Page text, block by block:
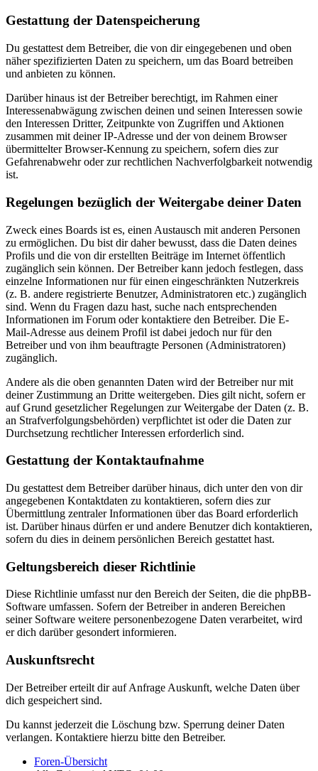
Gestattung der Datenspeicherung
Du gestattest dem Betreiber, die von dir eingegebenen und oben
näher spezifizierten Daten zu speichern, um das Board betreiben
und anbieten zu können.
Darüber hinaus ist der Betreiber berechtigt, im Rahmen einer
Interessenabwägung zwischen deinen und seinen Interessen sowie
den Interessen Dritter, Zeitpunkte von Zugriffen und Aktionen
zusammen mit deiner IP-Adresse und der von deinem Browser
übermittelter Browser-Kennung zu speichern, sofern dies zur
Gefahrenabwehr oder zur rechtlichen Nachverfolgbarkeit notwendig
ist.
Regelungen bezüglich der Weitergabe deiner Daten
Zweck eines Boards ist es, einen Austausch mit anderen Personen
zu ermöglichen. Du bist dir daher bewusst, dass die Daten deines
Profils und die von dir erstellten Beiträge im Internet öffentlich
zugänglich sein können. Der Betreiber kann jedoch festlegen, dass
einzelne Informationen nur für einen eingeschränkten Nutzerkreis
(z. B. andere registrierte Benutzer, Administratoren etc.) zugänglich
sind. Wenn du Fragen dazu hast, suche nach entsprechenden
Informationen im Forum oder kontaktiere den Betreiber. Die E-
Mail-Adresse aus deinem Profil ist dabei jedoch nur für den
Betreiber und von ihm beauftragte Personen (Administratoren)
zugänglich.
Andere als die oben genannten Daten wird der Betreiber nur mit
deiner Zustimmung an Dritte weitergeben. Dies gilt nicht, sofern er
auf Grund gesetzlicher Regelungen zur Weitergabe der Daten (z. B.
an Strafverfolgungsbehörden) verpflichtet ist oder die Daten zur
Durchsetzung rechtlicher Interessen erforderlich sind.
Gestattung der Kontaktaufnahme
Du gestattest dem Betreiber darüber hinaus, dich unter den von dir
angegebenen Kontaktdaten zu kontaktieren, sofern dies zur
Übermittlung zentraler Informationen über das Board erforderlich
ist. Darüber hinaus dürfen er und andere Benutzer dich kontaktieren,
sofern du dies in deinem persönlichen Bereich gestattet hast.
Geltungsbereich dieser Richtlinie
Diese Richtlinie umfasst nur den Bereich der Seiten, die die phpBB-
Software umfassen. Sofern der Betreiber in anderen Bereichen
seiner Software weitere personenbezogene Daten verarbeitet, wird
er dich darüber gesondert informieren.
Auskunftsrecht
Der Betreiber erteilt dir auf Anfrage Auskunft, welche Daten über
dich gespeichert sind.
Du kannst jederzeit die Löschung bzw. Sperrung deiner Daten
verlangen. Kontaktiere hierzu bitte den Betreiber.
Foren-Übersicht